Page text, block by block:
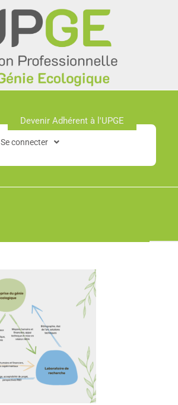
Devenir Adhérent à l'UPGE​
Se connecter